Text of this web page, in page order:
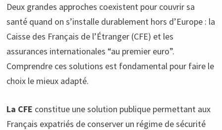
Deux grandes approches coexistent pour couvrir sa
santé quand on s’installe durablement hors d’Europe : la
Caisse des Français de l’Étranger (CFE) et les
assurances internationales “au premier euro”.
Comprendre ces solutions est fondamental pour faire le
choix le mieux adapté.
La CFE constitue une solution publique permettant aux
Français expatriés de conserver un régime de sécurité